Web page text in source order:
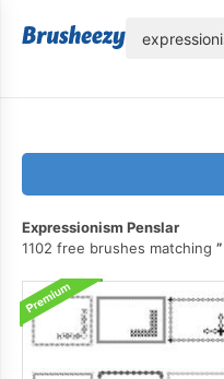
Expressionism Penslar
1102 free brushes matching